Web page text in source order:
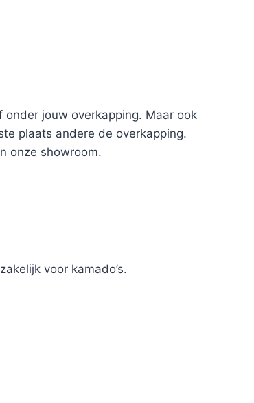
jouw overkapping. Maar ook
plaats andere de overkapping.
onze showroom.
voor kamado’s.